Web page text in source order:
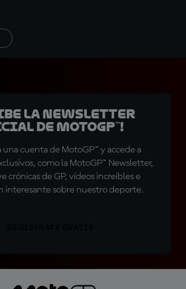
la Newsletter
de MotoGP™!
una cuenta de MotoGP™ y accede a
como la MotoGP™ Newsletter,
crónicas de GP, vídeos increíbles e
interesante sobre nuestro deporte.